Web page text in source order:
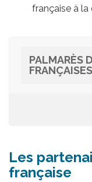
française à
PALMARÈS
FRANÇAISES
Les
française